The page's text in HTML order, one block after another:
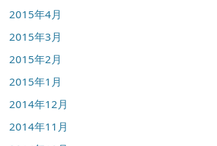
2015年4月
2015年3月
2015年2月
2015年1月
2014年12月
2014年11月